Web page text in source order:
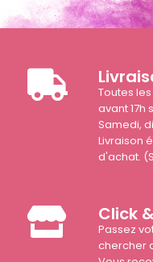
Toutes
avant 17h
Samedi,
Livraison
d'achat.
Click
Passez
chercher